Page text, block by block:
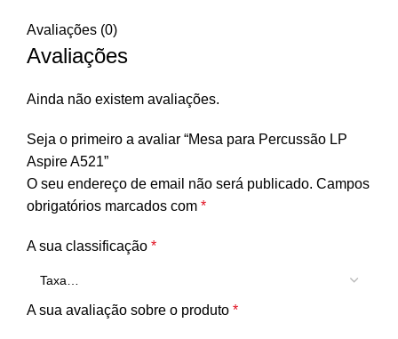
Avaliações (0)
Avaliações
Ainda não existem avaliações.
Seja o primeiro a avaliar “Mesa para Percussão LP
Aspire A521”
O seu endereço de email não será publicado. Campos
obrigatórios marcados com *
A sua classificação *
A sua avaliação sobre o produto *